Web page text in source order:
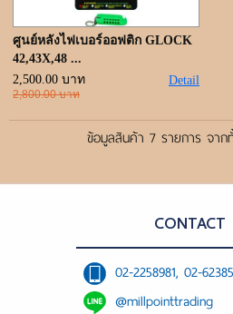
ศูนย์หลังไฟเบอร์ออฟติก GLOCK
42,43X,48 ...
2,500.00 บาท
2,800.00 บาท
Detail
ข้อมูลสินค้า 7 รายการ จาก
CONTACT
02-2258981, 02-
@millpointtrading